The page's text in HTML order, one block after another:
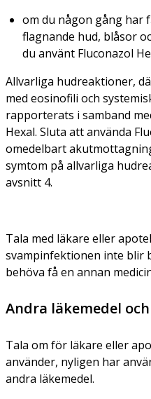
om du någon gång har
flagnande hud, blåsor
du använt Fluconazol
Allvarliga hudreaktioner,
med eosinofili och
rapporterats i samband
Hexal. Sluta att använda
omedelbart
symtom på allvarliga
avsnitt 4.
Tala med läkare eller
svampinfektionen inte blir
behöva få en annan
Andra läkemedel
Tala om för läkare eller
använder, nyligen har
andra läkemedel.